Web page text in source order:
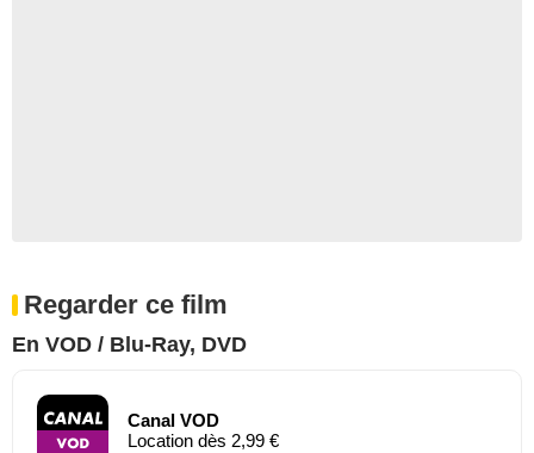
Regarder ce film
En VOD / Blu-Ray, DVD
Canal VOD
Location dès 2,99 €